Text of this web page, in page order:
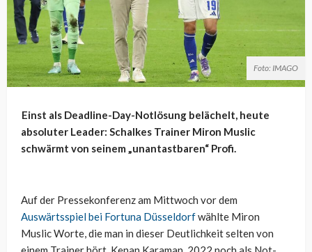
Foto: IMAGO
Einst als Deadline-Day-Notlösung belächelt, heute
absoluter Leader: Schalkes Trainer Miron Muslic
schwärmt von seinem „unantastbaren“ Profi.
Auf der Pressekonferenz am Mittwoch vor dem
Auswärtsspiel bei Fortuna Düsseldorfwählte Miron
Muslic Worte, die man in dieser Deutlichkeit selten von